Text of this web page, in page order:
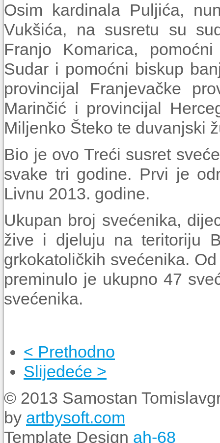
Osim kardinala Puljića,
Vukšića, na susretu su
Franjo Komarica,
Sudar i pomoćni biskup
provincijal Franjevačke
Marinčić i provincijal
Miljenko Šteko te duvanjski
Bio je ovo Treći susret
svake tri godine. Prvi je
Livnu 2013. godine.
Ukupan broj svećenika,
žive i djeluju na teritoriju
grkokatoličkih svećenika.
preminulo je ukupno 47
svećenika.
< Prethodno
Slijedeće >
© 2013 Samostan
by artbysoft.com
Template Design ah-68